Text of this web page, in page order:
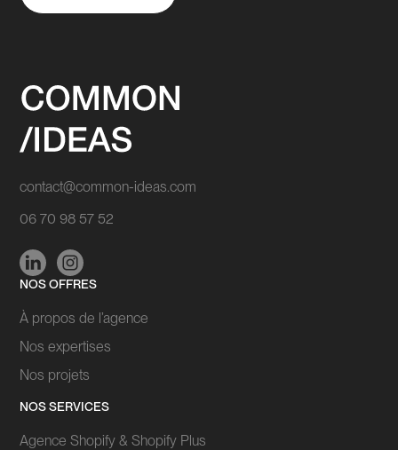
contact@common-ideas.com
06 70 98 57 52
NOS OFFRES
À propos de l’agence
Nos expertises
Nos projets
NOS SERVICES
Agence Shopify & Shopify Plus